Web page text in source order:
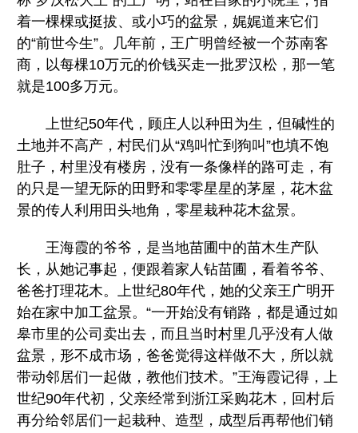
着一棵棵或挺拔、或小巧的盆景，娓娓道来它们
的“前世今生”。几年前，王广明曾经被一个苏南客
商，以每棵10万元的价钱买走一批罗汉松，那一笔
就是100多万元。
上世纪50年代，顾庄人以种田为生，但碱性的
土地并不高产，村民们从“鸡叫忙到狗叫”也填不饱
肚子，村里没有楼房，没有一条像样的路可走，有
的只是一望无际的田野和零零星星的茅屋，花木盆
景的传人利用田头地角，零星栽种花木盆景。
王海霞的爷爷，是当地苗圃中的苗木生产队
长，从她记事起，便跟着家人钻苗圃，看着爷爷、
爸爸打理花木。上世纪80年代，她的父亲王广明开
始在家中加工盆景。“一开始没有销路，都是通过如
皋市里的公司卖出去，而且当时村里几乎没有人做
盆景，形不成市场，爸爸觉得这样做不大，所以就
带动邻居们一起做，教他们技术。”王海霞记得，上
世纪90年代初，父亲经常到浙江采购花木，回村后
再分给邻居们一起栽种、造型，成型后再帮他们销